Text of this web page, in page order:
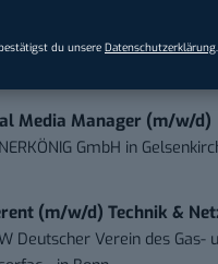
du unsere Datenschutzerklärung
/ Mob...
Media Manager (m/w/d)
GmbH in
(m/w/d) Technik &
Deutscher Verein des Gas-